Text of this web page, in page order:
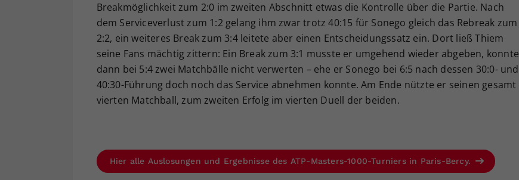
Breakmöglichkeit zum 2:0 im zweiten Abschnitt etwas die Kontrolle über die Partie. Nach
dem Serviceverlust zum 1:2 gelang ihm zwar trotz 40:15 für Sonego gleich das Rebreak zum
2:2, ein weiteres Break zum 3:4 leitete aber einen Entscheidungssatz ein. Dort ließ Thiem
seine Fans mächtig zittern: Ein Break zum 3:1 musste er umgehend wieder abgeben, konnte
dann bei 5:4 zwei Matchbälle nicht verwerten – ehe er Sonego bei 6:5 nach dessen 30:0- und
40:30-Führung doch noch das Service abnehmen konnte. Am Ende nützte er seinen gesamt
vierten Matchball, zum zweiten Erfolg im vierten Duell der beiden.
Hier alle Auslosungen und Ergebnisse des ATP-Masters-1000-Turniers in Paris-Bercy.